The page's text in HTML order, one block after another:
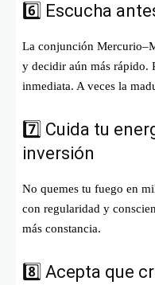
6️⃣ Escucha
La conjunción
y decidir aún más rápido.
inmediata. A veces la
7️⃣ Cuida tu
inversión
No quemes tu fuego en
con regularidad y
más constancia.
8️⃣ Acepta que